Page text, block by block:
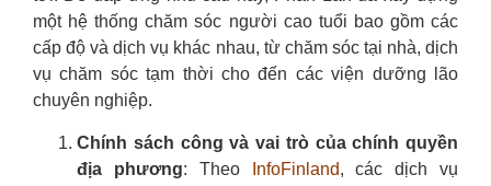
một hệ thống chăm sóc người cao tuổi bao gồm các
cấp độ và dịch vụ khác nhau, từ chăm sóc tại nhà, dịch
vụ chăm sóc tạm thời cho đến các viện dưỡng lão
chuyên nghiệp.
Chính sách công và vai trò của chính quyền
địa phương: Theo InfoFinland, các dịch vụ